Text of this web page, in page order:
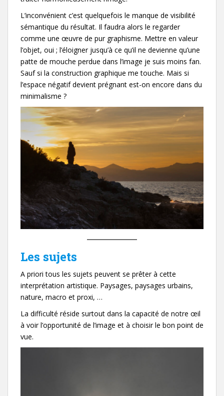
L’inconvénient c’est quelquefois le manque de visibilité
sémantique du résultat. Il faudra alors le regarder
comme une œuvre de pur graphisme. Mettre en valeur
l’objet, oui ; l’éloigner jusqu’à ce qu’il ne devienne qu’une
patte de mouche perdue dans l’image je suis moins fan.
Sauf si la construction graphique me touche. Mais si
l’espace négatif devient prégnant est-on encore dans du
minimalisme ?
Les sujets
A priori tous les sujets peuvent se prêter à cette
interprétation artistique. Paysages, paysages urbains,
nature, macro et proxi, …
La difficulté réside surtout dans la capacité de notre œil
à voir l’opportunité de l’image et à choisir le bon point de
vue.